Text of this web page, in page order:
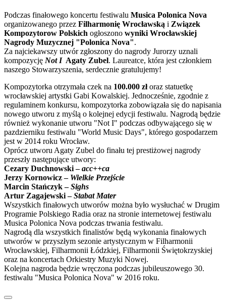
Podczas finałowego koncertu festiwalu Musica Polonica Nova
organizowanego przez Filharmonię Wrocławską i Związek
Kompozytorow Polskich ogłoszono wyniki Wrocławskiej
Nagrody Muzycznej "Polonica Nova".
Za najciekawszy utwór zgłoszony do nagrody Jurorzy uznali
kompozycję Not IAgaty Zubel. Laureatce, która jest członkiem
naszego Stowarzyszenia, serdecznie gratulujemy!
Kompozytorka otrzymała czek na 100.000 złoraz statuetkę
wrocławskiej artystki Gabi Kowalskiej. Jednocześnie, zgodnie z
regulaminem konkursu, kompozytorka zobowiązała się do napisania
nowego utworu z myślą o kolejnej edycji festiwalu. Nagrodą będzie
również wykonanie utworu "Not I" podczas odbywającego się w
pazdzierniku festiwalu "World Music Days", którego gospodarzem
jest w 2014 roku Wrocław.
Oprócz utworu Agaty Zubel do finału tej prestiżowej nagrody
przeszły następujące utwory:
Cezary Duchnowski –acc++ca
Jerzy Kornowicz – Wielkie Przejście
Marcin Stańczyk –Sighs
Artur Zagajewski –Stabat Mater
Wszystkich finałowych utworów można było wysłuchać w Drugim
Programie Polskiego Radia oraz na stronie internetowej festiwalu
Musica Polonica Nova podczas trwania festiwalu.
Nagrodą dla wszystkich finalistów będą wykonania finałowych
utworów w przyszłym sezonie artystycznym w Filharmonii
Wrocławskiej, Filharmonii Łódzkiej, Filharmonii Świętokrzyskiej
oraz na koncertach Orkiestry Muzyki Nowej.
Kolejna nagroda będzie wręczona podczas jubileuszowego 30.
festiwalu "Musica Polonica Nova" w 2016 roku.